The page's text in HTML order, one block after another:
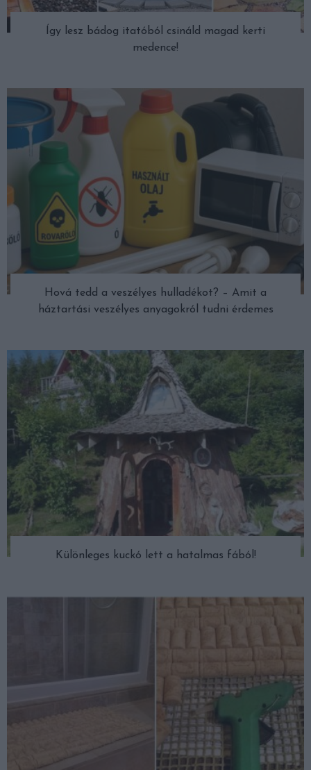
Így lesz bádog itatóból csináld magad kerti
medence!
Hová tedd a veszélyes hulladékot? – Amit a
háztartási veszélyes anyagokról tudni érdemes
Különleges kuckó lett a hatalmas fából!